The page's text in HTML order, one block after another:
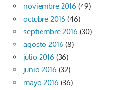
noviembre 2016 (49)
octubre 2016 (46)
septiembre 2016 (30)
agosto 2016 (8)
julio 2016 (36)
junio 2016 (32)
mayo 2016 (36)